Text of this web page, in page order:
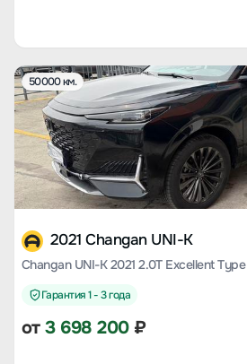
50000 км.
2021 Changan UNI-K
Changan UNI-K 2021 2.0T Excellent Type
Гарантия 1 - 3 года
от3 698 200₽